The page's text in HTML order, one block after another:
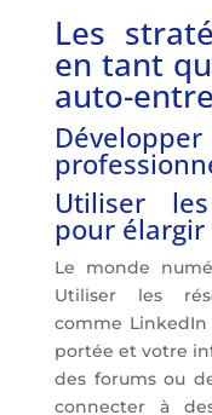
Les
en tant
auto-
Utiliser
pour élargir
Le monde
Utiliser les
comme
portée et votre
des forums ou
connecter à